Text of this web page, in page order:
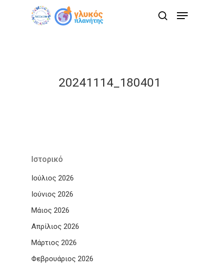
search
Menu
20241114_180401
Ιστορικό
Ιούλιος 2026
Ιούνιος 2026
Μάιος 2026
Απρίλιος 2026
Μάρτιος 2026
Φεβρουάριος 2026